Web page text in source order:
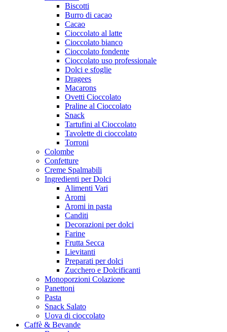
Biscotti
Burro di cacao
Cacao
Cioccolato al latte
Cioccolato bianco
Cioccolato fondente
Cioccolato uso professionale
Dolci e sfoglie
Dragees
Macarons
Ovetti Cioccolato
Praline al Cioccolato
Snack
Tartufini al Cioccolato
Tavolette di cioccolato
Torroni
Colombe
Confetture
Creme Spalmabili
Ingredienti per Dolci
Alimenti Vari
Aromi
Aromi in pasta
Canditi
Decorazioni per dolci
Farine
Frutta Secca
Lievitanti
Preparati per dolci
Zucchero e Dolcificanti
Monoporzioni Colazione
Panettoni
Pasta
Snack Salato
Uova di cioccolato
Caffè & Bevande